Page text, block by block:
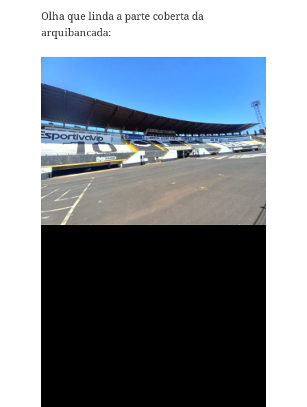
Olha que linda a parte coberta da
arquibancada: